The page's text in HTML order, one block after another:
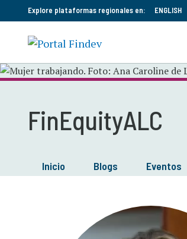
Explore plataformas regionales en: ENGLISH
FinEquityALC
Inicio Blogs Eventos